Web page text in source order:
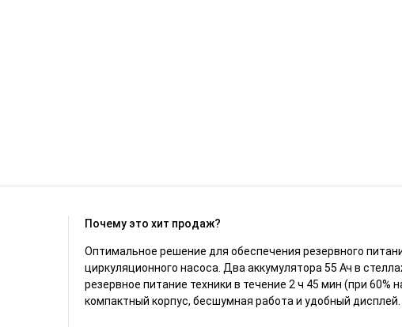
Почему это хит продаж?
Оптимальное решение для обеспечения резервного
циркуляционного насоса. Два аккумулятора 55 Ач в
резервное питание техники в течение 2 ч 45 мин (при 60%
компактный корпус, бесшумная работа и удобный дисплей.